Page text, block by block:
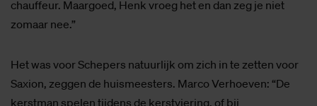
chauffeur. Maargoed, Henk vroeg het en dan zeg je niet
zomaar nee.”
Het was voor Schepers natuurlijk om zich in te zetten voor
Saxion, zeggen de huismeesters. Marco Verhoeven: “De
kerstman spelen tijdens de kerstviering, of bij